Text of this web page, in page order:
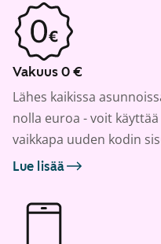
Vakuus 0 €
Lähes kaikissa
nolla euroa - voit
vaikkapa uuden kodin
Lue lisää